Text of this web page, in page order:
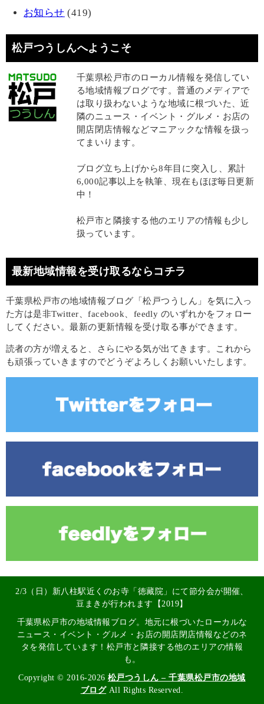
お知らせ (419)
松戸つうしんへようこそ
千葉県松戸市のローカル情報を発信してい
る地域情報ブログです。普通のメディアで
は取り扱わないような地域に根づいた、近
隣のニュース・イベント・グルメ・お店の
開店閉店情報などマニアックな情報を扱っ
てまいります。
ブログ立ち上げから8年目に突入し、累計
6,000記事以上を執筆、現在もほぼ毎日更新
中！
松戸市と隣接する他のエリアの情報も少し
扱っています。
最新地域情報を受け取るならコチラ
千葉県松戸市の地域情報ブログ「松戸つうしん」を気に入っ
た方は是非Twitter、facebook、feedly のいずれかをフォロー
してください。最新の更新情報を受け取る事ができます。
読者の方が増えると、さらにやる気が出てきます。これから
も頑張っていきますのでどうぞよろしくお願いいたします。
2/3（日）新八柱駅近くのお寺「徳藏院」にて節分会が開催、
豆まきが行われます【2019】
千葉県松戸市の地域情報ブログ。地元に根づいたローカルな
ニュース・イベント・グルメ・お店の開店閉店情報などのネ
タを発信しています！松戸市と隣接する他のエリアの情報
も。
Copyright © 2016-2026 松戸つうしん – 千葉県松戸市の地域
ブログAll Rights Reserved.